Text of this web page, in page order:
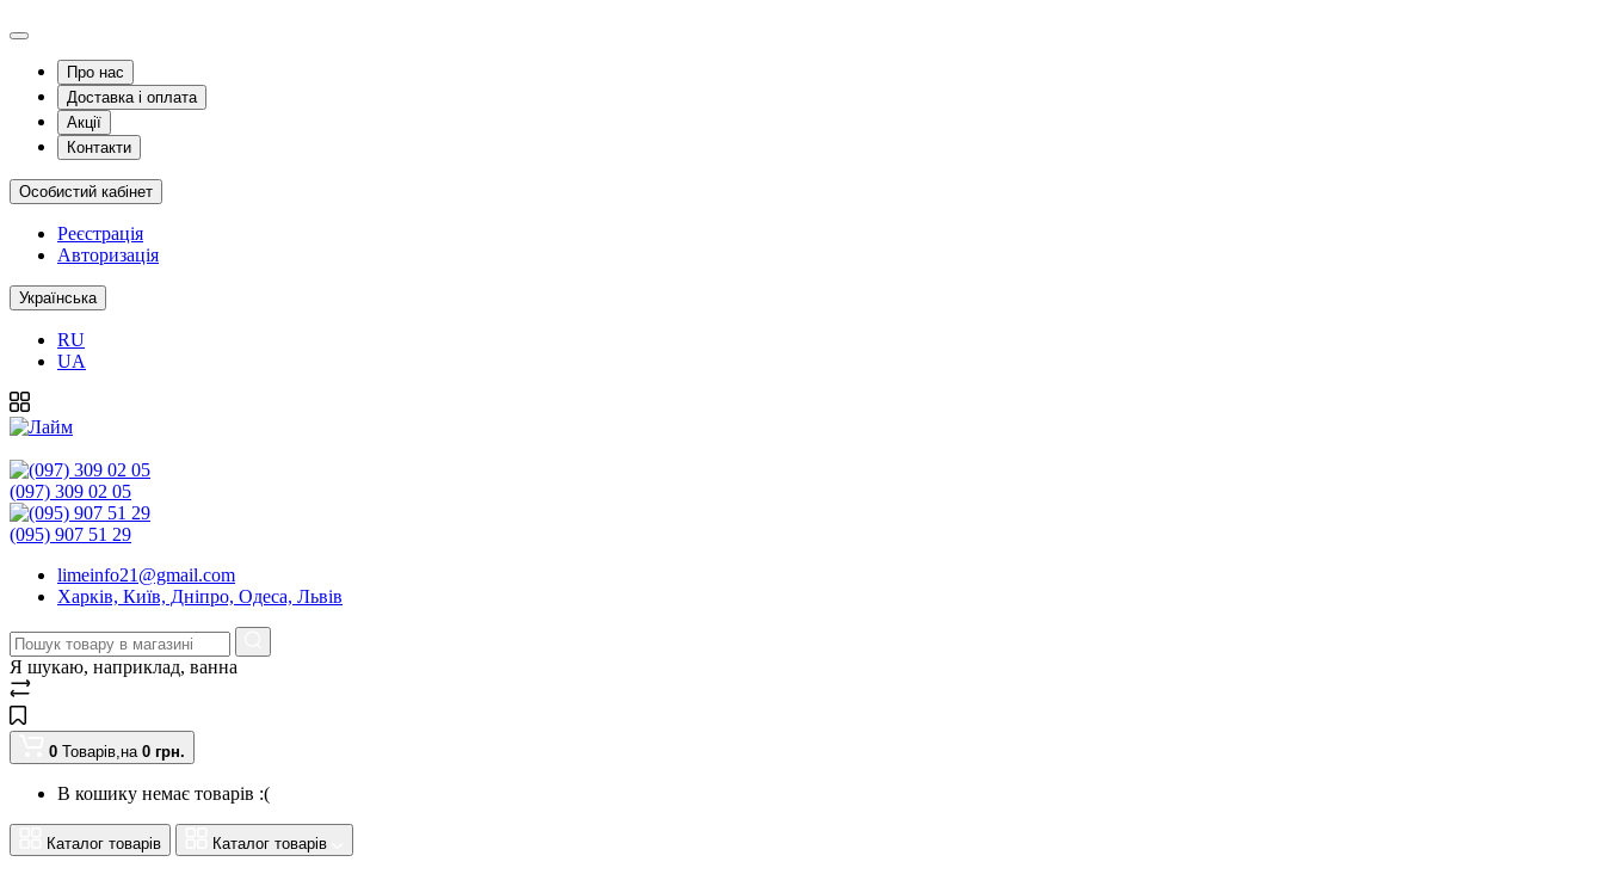
Про нас
Доставка і оплата
Акції
Контакти
Особистий кабінет
Реєстрація
Авторизація
Українська
RU
UA
(097) 309 02 05
(095) 907 51 29
limeinfo21@gmail.com
Харків, Київ, Дніпро, Одеса, Львів
Я шукаю, наприклад, ванна
0 Товарів,на 0 грн.
В кошику немає товарів :(
Каталог товарів Каталог товарів